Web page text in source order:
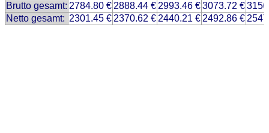
Brutto gesamt: 2784.80 € 2888.44 € 2993.46 €3073.72 €
Netto gesamt: 2301.45 € 2370.62 € 2440.21 € 2492.86 €